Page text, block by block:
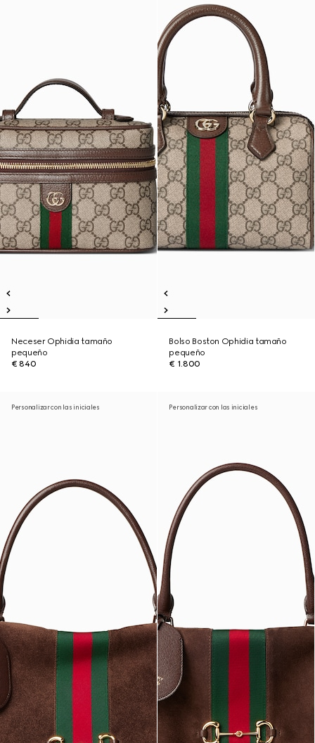
Neceser Ophidia tamaño
pequeño
€ 840
Bolso Boston Ophidia tamaño
pequeño
€ 1.800
Personalizar con las iniciales Personalizar con las iniciales